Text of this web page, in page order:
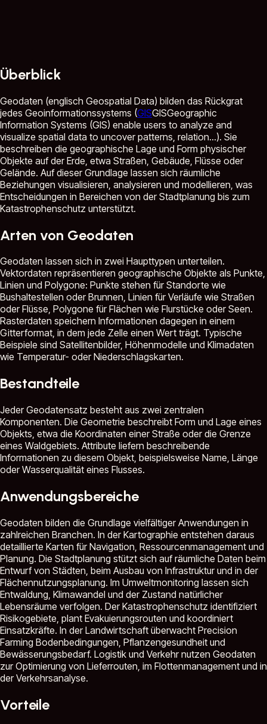
Überblick
Geodaten (englisch Geospatial Data) bilden das Rückgrat
jedes Geoinformationssystems (GISGISGeographic
Information Systems (GIS) enable users to analyze and
visualize spatial data to uncover patterns, relation...). Sie
beschreiben die geographische Lage und Form physischer
Objekte auf der Erde, etwa Straßen, Gebäude, Flüsse oder
Gelände. Auf dieser Grundlage lassen sich räumliche
Beziehungen visualisieren, analysieren und modellieren, was
Entscheidungen in Bereichen von der Stadtplanung bis zum
Katastrophenschutz unterstützt.
Arten von Geodaten
Geodaten lassen sich in zwei Haupttypen unterteilen.
Vektordaten repräsentieren geographische Objekte als Punkte,
Linien und Polygone: Punkte stehen für Standorte wie
Bushaltestellen oder Brunnen, Linien für Verläufe wie Straßen
oder Flüsse, Polygone für Flächen wie Flurstücke oder Seen.
Rasterdaten speichern Informationen dagegen in einem
Gitterformat, in dem jede Zelle einen Wert trägt. Typische
Beispiele sind Satellitenbilder, Höhenmodelle und Klimadaten
wie Temperatur- oder Niederschlagskarten.
Bestandteile
Jeder Geodatensatz besteht aus zwei zentralen
Komponenten. Die Geometrie beschreibt Form und Lage eines
Objekts, etwa die Koordinaten einer Straße oder die Grenze
eines Waldgebiets. Attribute liefern beschreibende
Informationen zu diesem Objekt, beispielsweise Name, Länge
oder Wasserqualität eines Flusses.
Anwendungsbereiche
Geodaten bilden die Grundlage vielfältiger Anwendungen in
zahlreichen Branchen. In der Kartographie entstehen daraus
detaillierte Karten für Navigation, Ressourcenmanagement und
Planung. Die Stadtplanung stützt sich auf räumliche Daten beim
Entwurf von Städten, beim Ausbau von Infrastruktur und in der
Flächennutzungsplanung. Im Umweltmonitoring lassen sich
Entwaldung, Klimawandel und der Zustand natürlicher
Lebensräume verfolgen. Der Katastrophenschutz identifiziert
Risikogebiete, plant Evakuierungsrouten und koordiniert
Einsatzkräfte. In der Landwirtschaft überwacht Precision
Farming Bodenbedingungen, Pflanzengesundheit und
Bewässerungsbedarf. Logistik und Verkehr nutzen Geodaten
zur Optimierung von Lieferrouten, im Flottenmanagement und in
der Verkehrsanalyse.
Vorteile